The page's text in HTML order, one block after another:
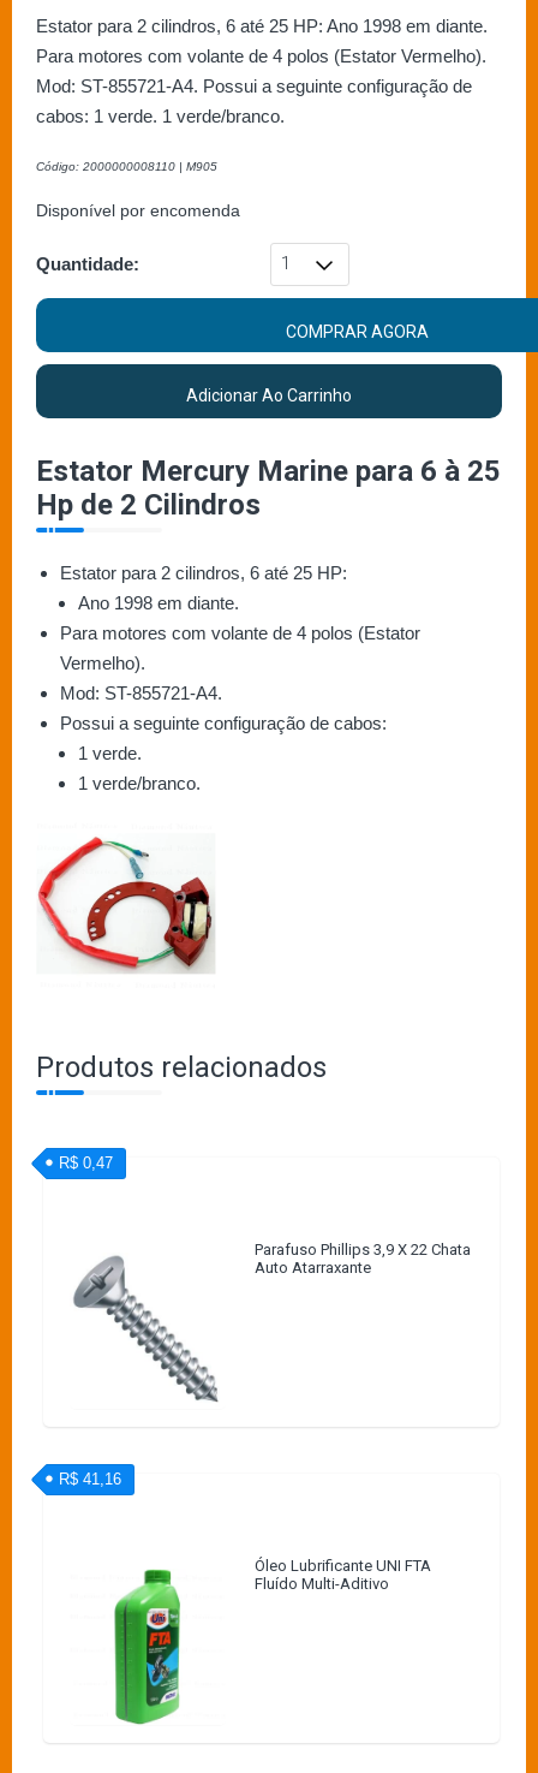
Estator para 2 cilindros, 6 até 25 HP: Ano 1998 em diante.
Para motores com volante de 4 polos (Estator Vermelho).
Mod: ST-855721-A4. Possui a seguinte configuração de
cabos: 1 verde. 1 verde/branco.
Código: 2000000008110 | M905
Disponível por encomenda
Quantidade:
COMPRAR AGORA
Adicionar Ao Carrinho
Estator Mercury Marine para 6 à 25
Hp de 2 Cilindros
Estator para 2 cilindros, 6 até 25 HP:
Ano 1998 em diante.
Para motores com volante de 4 polos (Estator
Vermelho).
Mod: ST-855721-A4.
Possui a seguinte configuração de cabos:
1 verde.
1 verde/branco.
Produtos relacionados
Parafuso Phillips 3,9 X 22 Chata
Auto Atarraxante
R$ 0,47
Óleo Lubrificante UNI FTA
Fluído Multi-Aditivo
R$ 41,16